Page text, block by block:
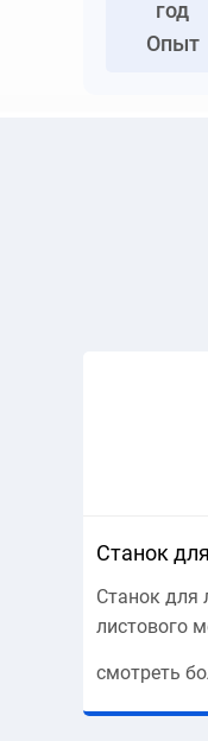
год
Опыт
Станок для
Станок для
листового
смотреть